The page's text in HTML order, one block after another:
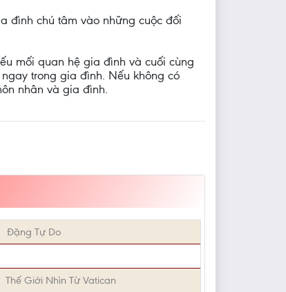
đình chú tâm vào những cuộc đối
mối quan hệ gia đình và cuối cùng
trong gia đình. Nếu không có
nhân và gia đình.
Đặng Tự Do
Thế Giới Nhìn Từ Vatican